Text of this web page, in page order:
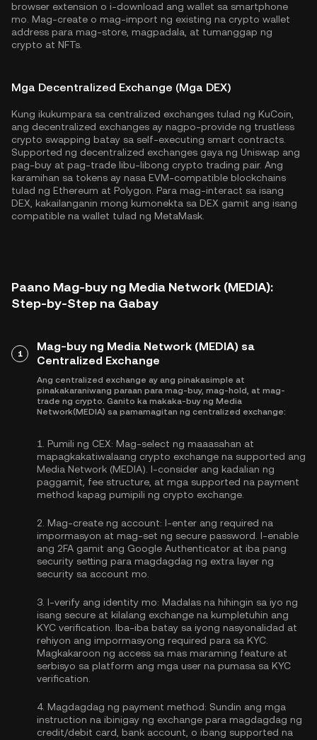
browser extension o i-download ang wallet sa smartphone
mo. Mag-create o mag-import ng existing na crypto wallet
address para mag-store, magpadala, at tumanggap ng
crypto at NFTs.
Mga Decentralized Exchange (Mga DEX)
Kung ikukumpara sa centralized exchanges tulad ng KuCoin,
ang decentralized exchanges ay nagpo-provide ng trustless
crypto swapping batay sa self-executing smart contracts.
Supported ng decentralized exchanges gaya ng Uniswap ang
pag-buy at pag-trade libu-libong crypto trading pair. Ang
karamihan sa tokens ay nasa EVM-compatible blockchains
tulad ng Ethereum at Polygon . Para mag-interact sa isang
DEX, kakailanganin mong kumonekta sa DEX gamit ang isang
compatible na wallet tulad ng MetaMask.
Paano Mag-buy ng Media Network (MEDIA):
Step-by-Step na Gabay
1
Mag-buy ng Media Network (MEDIA) sa
Centralized Exchange
Ang centralized exchange ay ang pinakasimple at
pinakakaraniwang paraan para mag-buy, mag-hold, at mag-
trade ng crypto. Ganito ka makaka-buy ng Media
Network(MEDIA) sa pamamagitan ng centralized exchange:
1. Pumili ng CEX: Mag-select ng maaasahan at
mapagkakatiwalaang crypto exchange na supported ang
Media Network (MEDIA). I-consider ang kadalian ng
paggamit, fee structure, at mga supported na payment
method kapag pumipili ng crypto exchange.
2. Mag-create ng account: I-enter ang required na
impormasyon at mag-set ng secure password. I-enable
ang 2FA gamit ang Google Authenticator at iba pang
security setting para magdagdag ng extra layer ng
security sa account mo.
3. I-verify ang identity mo: Madalas na hihingin sa iyo ng
isang secure at kilalang exchange na kumpletuhin ang
KYC verification . Iba-iba batay sa iyong nasyonalidad at
rehiyon ang impormasyong required para sa KYC.
Magkakaroon ng access sa mas maraming feature at
serbisyo sa platform ang mga user na pumasa sa KYC
verification.
4. Magdagdag ng payment method: Sundin ang mga
instruction na ibinigay ng exchange para magdagdag ng
credit/debit card, bank account, o ibang supported na